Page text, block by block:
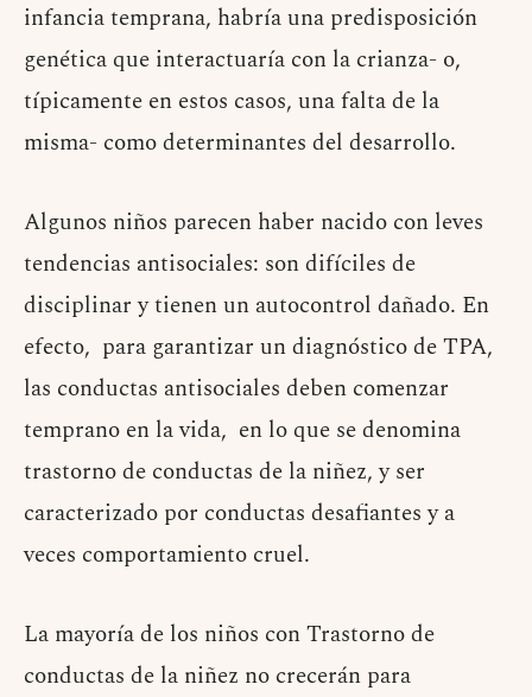
infancia temprana, habría una predisposición
genética que interactuaría con la crianza- o,
típicamente en estos casos, una falta de la
misma- como determinantes del desarrollo.
Algunos niños parecen haber nacido con leves
tendencias antisociales: son difíciles de
disciplinar y tienen un autocontrol dañado. En
efecto, para garantizar un diagnóstico de TPA,
las conductas antisociales deben comenzar
temprano en la vida, en lo que se denomina
trastorno de conductas de la niñez, y ser
caracterizado por conductas desafiantes y a
veces comportamiento cruel.
La mayoría de los niños con Trastorno de
conductas de la niñez no crecerán para